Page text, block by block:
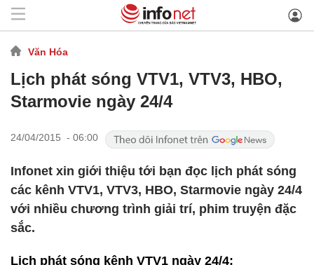
Văn Hóa
Lịch phát sóng VTV1, VTV3, HBO,
Starmovie ngày 24/4
24/04/2015 - 06:00
Infonet xin giới thiệu tới bạn đọc lịch phát sóng
các kênh VTV1, VTV3, HBO, Starmovie ngày 24/4
với nhiều chương trình giải trí, phim truyện đặc
sắc.
Lịch phát sóng kênh VTV1 ngày 24/4: